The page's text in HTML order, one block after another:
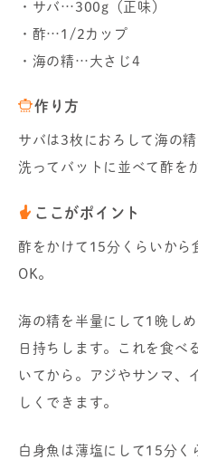
・サバ…300g（正味）
・酢…1/2カップ
・海の精…大さじ4
作り方
サバは3枚におろして海の
洗ってバットに並べて酢を
ここがポイント
酢をかけて15分くらいから
OK。
海の精を半量にして1晩し
日持ちします。これを食べ
いてから。アジやサンマ、
しくできます。
白身魚は薄塩にして15分く